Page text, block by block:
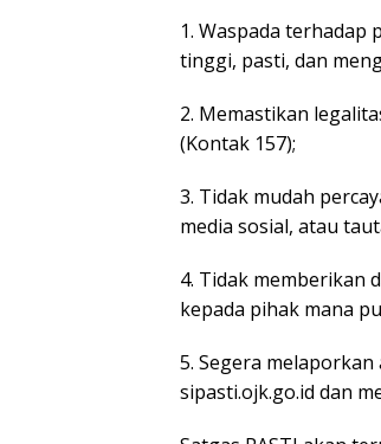
1. Waspada
tinggi, pasti, dan
2. Memastikan
(Kontak 157);
3. Tidak mudah
media sosial, atau
4. Tidak memberikan
kepada pihak mana
5. Segera
sipasti.ojk.go.id dan